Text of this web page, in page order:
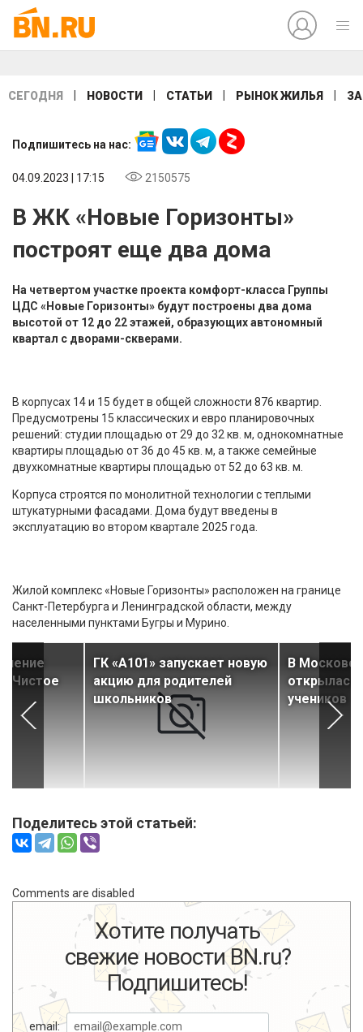
СЕГОДНЯ НОВОСТИ СТАТЬИ РЫНОК ЖИЛЬЯ
Подпишитесь на нас:
04.09.2023 | 17:15 2150575
В ЖК «Новые Горизонты»
построят еще два дома
На четвертом участке проекта комфорт-класса Группы
ЦДС «Новые Горизонты» будут построены два дома
высотой от 12 до 22 этажей, образующих автономный
квартал с дворами-скверами.
В корпусах 14 и 15 будет в общей сложности 876 квартир.
Предусмотрены 15 классических и евро планировочных
решений: студии площадью от 29 до 32 кв. м, однокомнатные
квартиры площадью от 36 до 45 кв. м, а также семейные
двухкомнатные квартиры площадью от 52 до 63 кв. м.
Корпуса строятся по монолитной технологии с теплыми
штукатурными фасадами. Дома будут введены в
эксплуатацию во втором квартале 2025 года.
Жилой комплекс «Новые Горизонты» расположен на границе
Санкт-Петербурга и Ленинградской области, между
населенными пунктами Бугры и Мурино.
«Чистое
ГК «А101» запускает новую
акцию для родителей
школьников
В
открылась
учеников
Поделитесь этой статьей:
Comments are disabled
Хотите получать
свежие новости BN.ru?
Подпишитесь!
email: